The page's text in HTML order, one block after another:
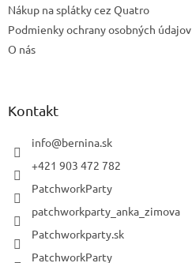
Nákup na splátky cez Quatro
Podmienky ochrany osobných údajov
O nás
Kontakt
info@bernina.sk
+421 903 472 782
PatchworkParty
patchworkparty_anka_zimova
Patchworkparty.sk
PatchworkParty